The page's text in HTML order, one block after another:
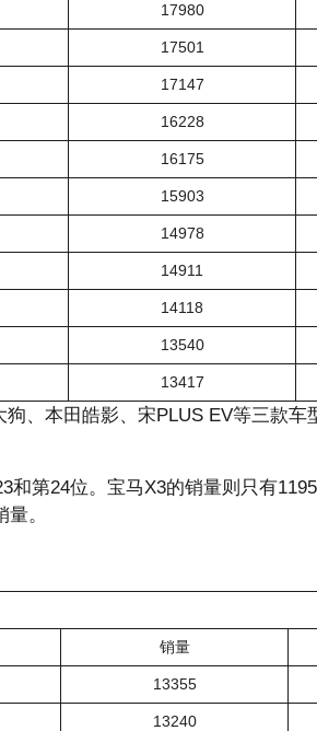
17980
17501
17147
16228
16175
15903
14978
14911
14118
13540
13417
、本田皓影、宋PLUS EV等三款车
第24位。宝马X3的销量则只有
。
销量
13355
13240